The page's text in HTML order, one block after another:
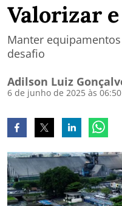
Valorizar
Manter
desafio
Adilson Luiz
6 de junho de 2025 às 06:50